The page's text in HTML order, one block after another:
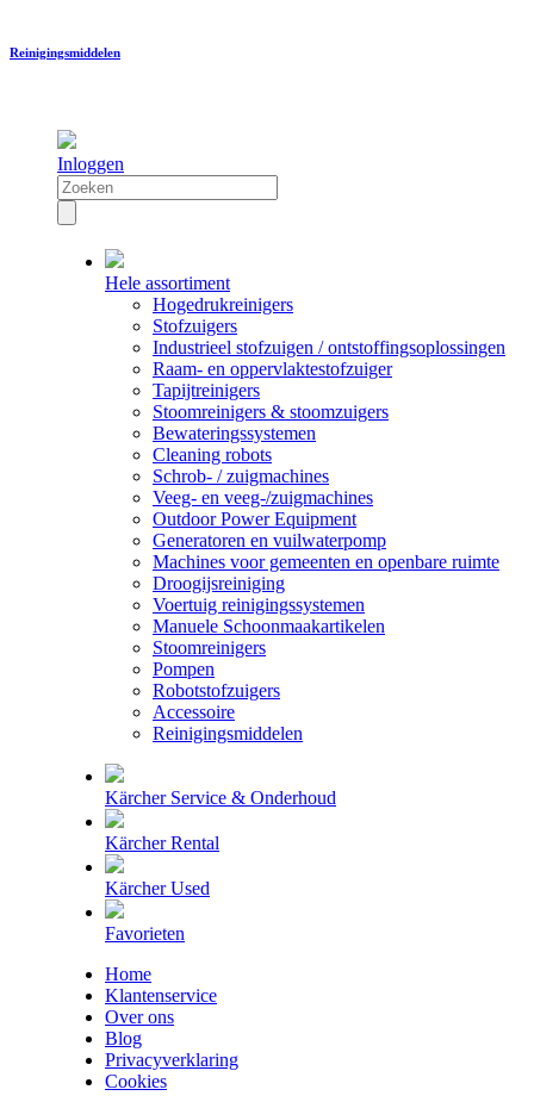
Reinigingsmiddelen
Inloggen
Hele assortiment
Hogedrukreinigers
Stofzuigers
Industrieel stofzuigen / ontstoffingsoplossingen
Raam- en oppervlaktestofzuiger
Tapijtreinigers
Stoomreinigers & stoomzuigers
Bewateringssystemen
Cleaning robots
Schrob- / zuigmachines
Veeg- en veeg-/zuigmachines
Outdoor Power Equipment
Generatoren en vuilwaterpomp
Machines voor gemeenten en openbare ruimte
Droogijsreiniging
Voertuig reinigingssystemen
Manuele Schoonmaakartikelen
Stoomreinigers
Pompen
Robotstofzuigers
Accessoire
Reinigingsmiddelen
Kärcher Service & Onderhoud
Kärcher Rental
Kärcher Used
Favorieten
Home
Klantenservice
Over ons
Blog
Privacyverklaring
Cookies